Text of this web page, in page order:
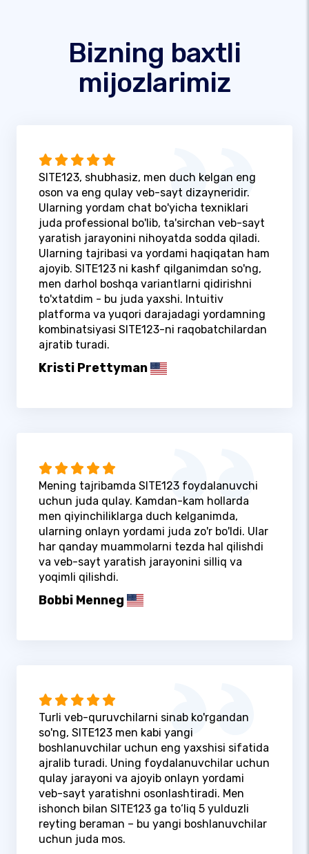
Bizning baxtli
mijozlarimiz
SITE123, shubhasiz, men duch kelgan eng
oson va eng qulay veb-sayt dizayneridir.
Ularning yordam chat bo'yicha texniklari
juda professional bo'lib, ta'sirchan veb-sayt
yaratish jarayonini nihoyatda sodda qiladi.
Ularning tajribasi va yordami haqiqatan ham
ajoyib. SITE123 ni kashf qilganimdan so'ng,
men darhol boshqa variantlarni qidirishni
to'xtatdim - bu juda yaxshi. Intuitiv
platforma va yuqori darajadagi yordamning
kombinatsiyasi SITE123-ni raqobatchilardan
ajratib turadi.
Kristi Prettyman
Mening tajribamda SITE123 foydalanuvchi
uchun juda qulay. Kamdan-kam hollarda
men qiyinchiliklarga duch kelganimda,
ularning onlayn yordami juda zo'r bo'ldi. Ular
har qanday muammolarni tezda hal qilishdi
va veb-sayt yaratish jarayonini silliq va
yoqimli qilishdi.
Bobbi Menneg
Turli veb-quruvchilarni sinab ko'rgandan
so'ng, SITE123 men kabi yangi
boshlanuvchilar uchun eng yaxshisi sifatida
ajralib turadi. Uning foydalanuvchilar uchun
qulay jarayoni va ajoyib onlayn yordami
veb-sayt yaratishni osonlashtiradi. Men
ishonch bilan SITE123 ga to‘liq 5 yulduzli
reyting beraman – bu yangi boshlanuvchilar
uchun juda mos.